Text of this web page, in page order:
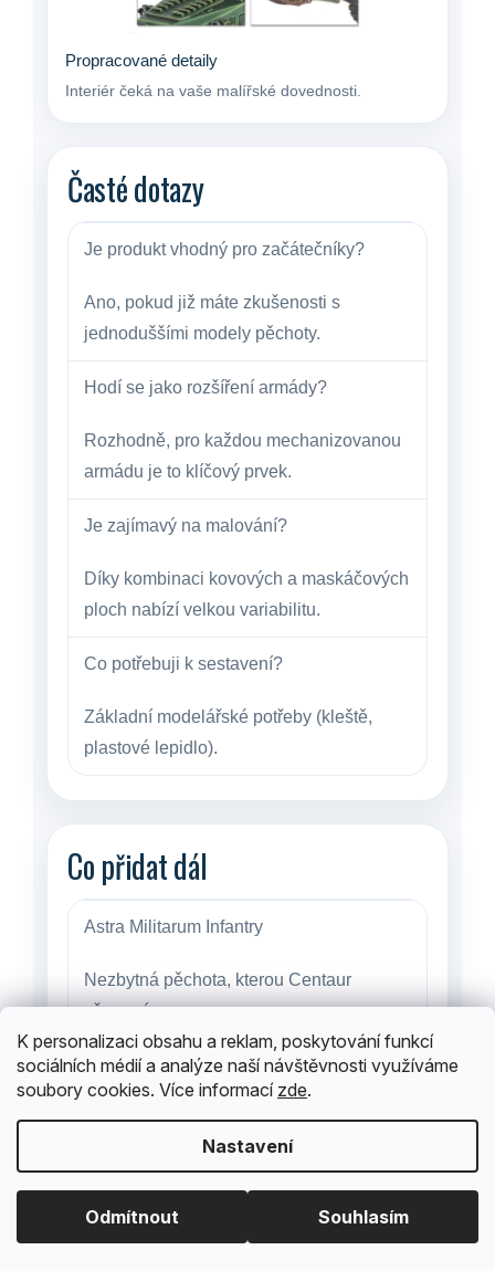
K personalizaci obsahu a reklam, poskytování funkcí
sociálních médií a analýze naší návštěvnosti využíváme
soubory cookies. Více informací zde.
Nastavení
Odmítnout Souhlasím
Propracované detaily
Interiér čeká na vaše malířské dovednosti.
Časté dotazy
Je produkt vhodný pro začátečníky?
Ano, pokud již máte zkušenosti s
jednoduššími modely pěchoty.
Hodí se jako rozšíření armády?
Rozhodně, pro každou mechanizovanou
armádu je to klíčový prvek.
Je zajímavý na malování?
Díky kombinaci kovových a maskáčových
ploch nabízí velkou variabilitu.
Co potřebuji k sestavení?
Základní modelářské potřeby (kleště,
plastové lepidlo).
Co přidat dál
Astra Militarum Infantry
Nezbytná pěchota, kterou Centaur
přepraví.
Leman Russ Battle Tank
Těžká podpora pro vaše mobilní jednotky.
Doporučené další kroky